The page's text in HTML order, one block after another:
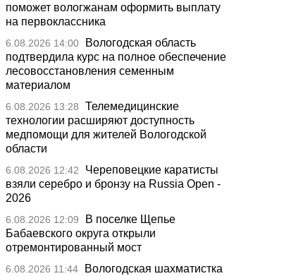
поможет вологжанам оформить выплату
на первоклассника
6.08.2026 14:00
Вологодская область
подтвердила курс на полное обеспечение
лесовосстановления семенным
материалом
6.08.2026 13:28
Телемедицинские
технологии расширяют доступность
медпомощи для жителей Вологодской
области
6.08.2026 12:42
Череповецкие каратисты
взяли серебро и бронзу на Russia Open -
2026
6.08.2026 12:09
В поселке Щепье
Бабаевского округа открыли
отремонтированный мост
6.08.2026 11:44
Вологодская шахматистка